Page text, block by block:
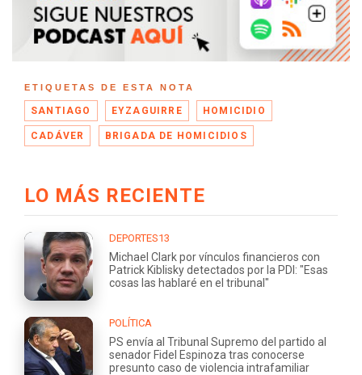
ETIQUETAS DE ESTA NOTA
SANTIAGO EYZAGUIRRE HOMICIDIO
CADÁVER BRIGADA DE HOMICIDIOS
LO MÁS RECIENTE
DEPORTES13
Michael Clark por vínculos financieros con
Patrick Kiblisky detectados por la PDI: "Esas
cosas las hablaré en el tribunal"
POLÍTICA
PS envía al Tribunal Supremo del partido al
senador Fidel Espinoza tras conocerse
presunto caso de violencia intrafamiliar